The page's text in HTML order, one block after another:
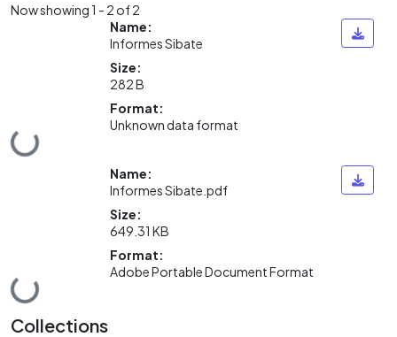
Now showing1 - 2 of 2
Loading...
Name:
Informes Sibate
Size:
282 B
Format:
Unknown data format
Loading...
Name:
Informes Sibate.pdf
Size:
649.31 KB
Format:
Adobe Portable Document Format
Collections